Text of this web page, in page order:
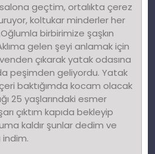
geçtim, ortalıkta çerez
koltukar minderler her
birbirimize şaşkın
gelen şeyi anlamak için
çıkarak yatak odasına
peşimden geliyordu. Yatak
içeri baktığımda kocam olacak
25 yaşlarındaki esmer
çıktım kapıda bekleyip
kaldır şunlar dedim ve